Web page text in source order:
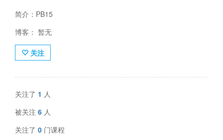
简介：PB15
博客： 暂无
关注
关注了 1 人
被关注 6 人
关注了 0 门课程